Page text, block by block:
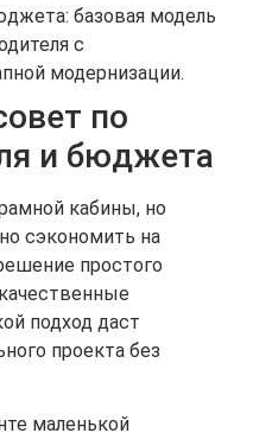
базовая модель
с
модернизации.
по
и бюджета
кабины, но
сэкономить на
простого
подход даст
проекта без
маленькой